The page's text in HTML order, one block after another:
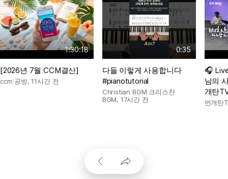
1:30:18
[2026년 7월 CCM결산]
ccm 공방,11시간 전
0:35
다들 이렇게 사용합니다
#pianotutorial
Christian BGM 크리스찬
BGM, 17시간 전
🎧
님의
개탄
번개탄